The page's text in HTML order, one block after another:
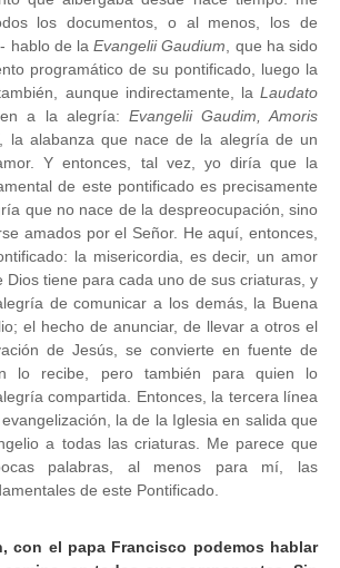
los documentos, o al menos, los de
hablo de laEvangelii Gaudium , que ha sido
programático de su pontificado, luego la
aunque indirectamente, laLaudato
a la alegría: Evangelii Gaudim, Amoris
, la alabanza que nace de la alegría de un
Y entonces, tal vez, yo diría que la
de este pontificado es precisamente
que no nace de la despreocupación, sino
amados por el Señor. He aquí, entonces,
la misericordia, es decir, un amor
Dios tiene para cada uno de sus criaturas, y
de comunicar a los demás, la Buena
el hecho de anunciar, de llevar a otros el
de Jesús, se convierte en fuente de
lo recibe, pero también para quien lo
compartida. Entonces, la tercera línea
la de la Iglesia en salida que
a todas las criaturas. Me parece que
palabras, al menos para mí, las
de este Pontificado.
con el papa Francisco podemos hablar